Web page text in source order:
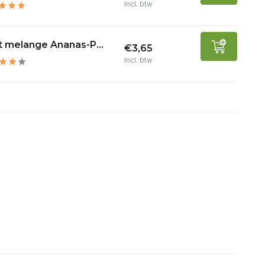
Incl. btw
melange Ananas-P... €3,65
Incl. btw